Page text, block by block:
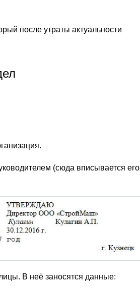
после утраты актуальности
(сюда вписывается его
В неё заносятся данные: